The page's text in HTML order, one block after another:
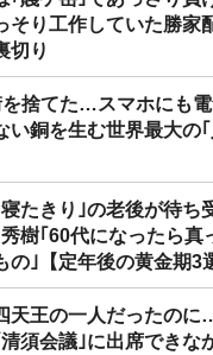
り工作していた勝家
切り
捨てた…スマホにも
い銅を生む世界最大の
たきり｣の老後が待ち
樹｢60代になったら真
の｣【定年後の黄金期3
天王の一人だったのに
須会議｣に出席できな